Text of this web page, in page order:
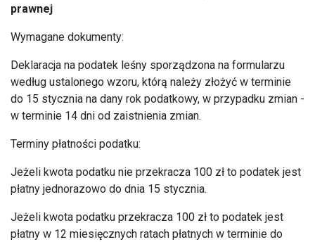
prawnej
Wymagane dokumenty:
Deklaracja na podatek leśny sporządzona na formularzu
według ustalonego wzoru, którą należy złożyć w terminie
do 15 stycznia na dany rok podatkowy, w przypadku zmian -
w terminie 14 dni od zaistnienia zmian.
Terminy płatności podatku:
Jeżeli kwota podatku nie przekracza 100 zł to podatek jest
płatny jednorazowo do dnia 15 stycznia.
Jeżeli kwota podatku przekracza 100 zł to podatek jest
płatny w 12 miesięcznych ratach płatnych w terminie do